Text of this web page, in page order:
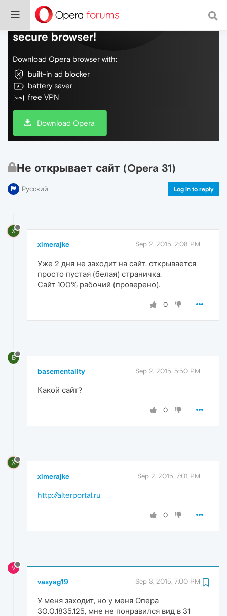
Do more on the web, with a fast and
secure browser!
Download Opera browser with:
built-in ad blocker
battery saver
free VPN
Download Opera
Не открывает сайт (Opera 31)
Русский Log in to reply
X
ximerajke Sep 2, 2015, 2:08 PM
Уже 2 дня не заходит на сайт, открывается
просто пустая (белая) страничка.
Сайт 100% рабочий (проверено).
0
B
basementality Sep 2, 2015, 5:50 PM
Какой сайт?
0
X
ximerajke Sep 2, 2015, 7:01 PM
http://alterportal.ru
0
V
vasyag19 Sep 3, 2015, 7:00 PM
У меня заходит, но у меня Опера
30.0.1835.125, мне не понравился вид в 31